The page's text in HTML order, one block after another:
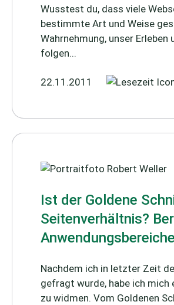
Wusstest du, dass viele
bestimmte Art und Weise
Wahrnehmung, unser Erleben
folgen...
22.11.2011
Ist der Goldene
Seitenverhältnis?
Anwendungsbereiche
Nachdem ich in letzter Zeit
gefragt wurde, habe ich mich
zu widmen. Vom Goldenen